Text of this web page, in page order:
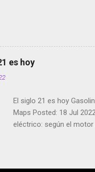
es hoy
El siglo 21 es hoy
Maps Posted: 18 Jul
eléctrico: según el
de esos sentidos es lo